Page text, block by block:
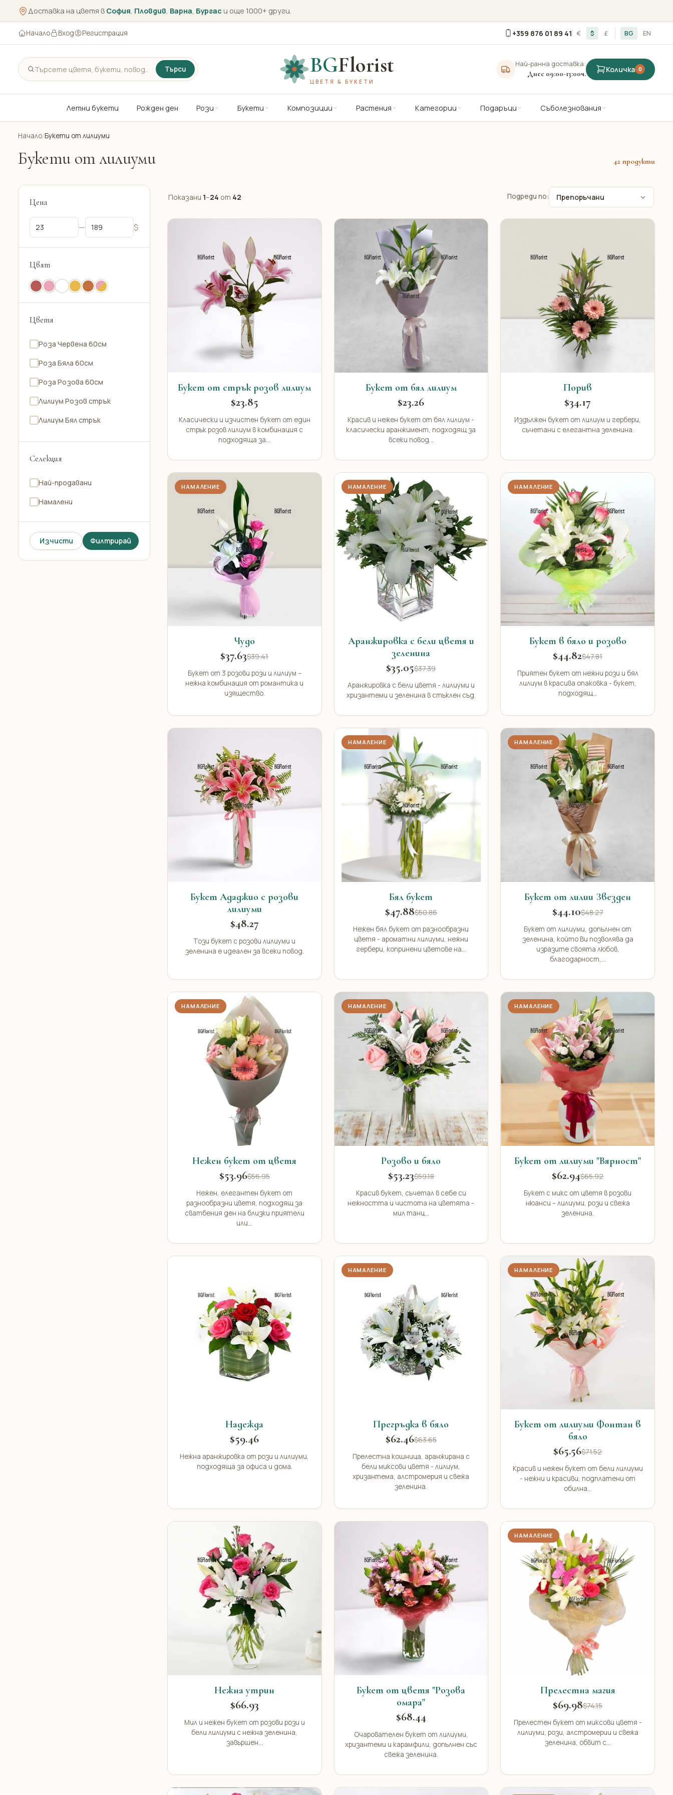
Доставка на цветя в София, Пловдив, Варна, Бургас и още 1000+ други.
Начало Вход Регистрация +359 876 01 89 41 € $ £ BG EN
BGFlorist
ЦВЕТЯ & БУКЕТИ
Най-ранна доставка:
Днес 09:00-13:00ч. Количка 0
Търси
Летни букети Рожден ден Рози Букети Композиции Растения Категории Подаръци Съболезнования
Начало/Букети от лилиуми
Букети от лилиуми 42 продукти
Цена
— $
Цвят
Цветя
Роза Червена 60см
Роза Бяла 60см
Роза Розова 60см
Лилиум Розов стрък
Лилиум Бял стрък
Хризантема Бяла
Хризантема зелена
Алстромерия Розова
Алстромерия
Селекция
Най-продавани
Намалени
Изчисти Филтрирай
Показани 1–24 от 42 Подреди по:
Букет от стрък розов лилиум
$23.85
Класически и изчистен букет от един
стрък розов лилиум в комбинация с
подходяща за...
Букет от бял лилиум
$23.26
Красив и нежен букет от бял лилиум -
класически аранжимент, подходящ за
всеки повод...
Порив
$34.17
Издължен букет от лилиум и гербери,
съчетани с елегантна зеленина.
НАМАЛЕНИЕ
Чудо
$37.63$39.41
Букет от 3 розови рози и лилиум –
нежна комбинация от романтика и
изящество.
НАМАЛЕНИЕ
Аранжировка с бели цветя и
зеленина
$35.05$37.39
Аранжировка с бели цветя - лилиуми и
хризантеми и зеленина в стъклен съд.
НАМАЛЕНИЕ
Букет в бяло и розово
$44.82$47.81
Приятен букет от нежни рози и бял
лилиум в красива опаковка - букет,
подходящ...
Букет Ададжио с розови
лилиуми
$48.27
Този букет с розови лилиуми и
зеленина е идеален за всеки повод.
НАМАЛЕНИЕ
Бял букет
$47.88$50.86
Нежен бял букет от разнообразни
цветя - ароматни лилиуми, нежни
гербери, копринени цветове на...
НАМАЛЕНИЕ
Букет от лилии Звезден
$44.10$48.27
Букет от лилиуми, допълнен от
зеленина, който Ви позволява да
изразите своята любов,
благодарност,...
НАМАЛЕНИЕ
Нежен букет от цветя
$53.96$56.95
Нежен, елегантен букет от
разнообразни цветя, подходящ за
сватбения ден на близки приятели
или...
НАМАЛЕНИЕ
Розово и бяло
$53.23$59.18
Красив букет, съчетал в себе си
нежността и чистота на цветята -
мил танц...
НАМАЛЕНИЕ
Букет от лилиуми "Вярност"
$62.94$65.92
Букет с микс от цветя в розови
нюанси – лилиуми, рози и свежа
зеленина.
Надежда
$59.46
Нежна аранжировка от рози и лилиуми,
подходяща за офиса и дома.
НАМАЛЕНИЕ
Прегръдка в бяло
$62.46$63.65
Прелестна кошница, аранжирана с
бели миксови цветя - лилиум,
хризантема, алстромерия и свежа
зеленина.
НАМАЛЕНИЕ
Букет от лилиуми Фонтан в
бяло
$65.56$71.52
Красив и нежен букет от бели лилиуми
- нежни и красиви, подплатени от
обилна...
Нежна утрин
$66.93
Мил и нежен букет от розови рози и
бели лилиуми с нежна зеленина,
завършен...
Букет от цветя "Розова
омара"
$68.44
Очарователен букет от лилиуми,
хризантеми и карамфили, допълнен със
свежа зеленина.
НАМАЛЕНИЕ
Прелестна магия
$69.98$74.15
Прелестен букет от миксови цветя -
лилиуми, рози, алстромерии и свежа
зеленина, обвит с...